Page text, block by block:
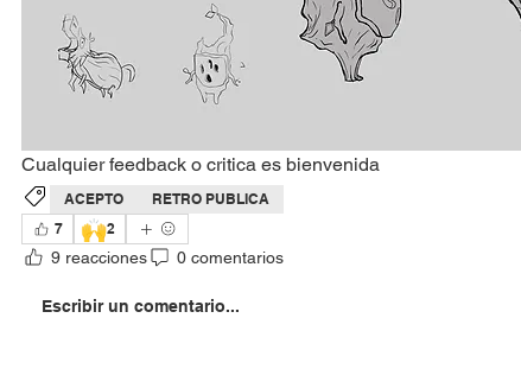
Cualquier feedback o critica es bienvenida
ACEPTO
RETRO PUBLICA
7
🙌2
9 reacciones 0 comentarios
Escribir un comentario...